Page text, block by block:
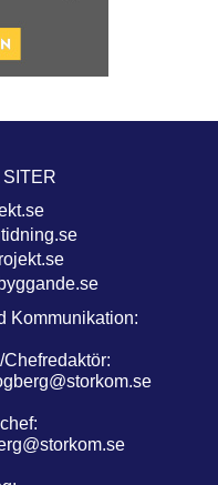
Kommunikation: